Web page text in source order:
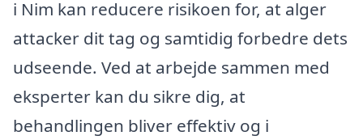
i Nim kan reducere risikoen for, at alger
attacker dit tag og samtidig forbedre dets
udseende. Ved at arbejde sammen med
eksperter kan du sikre dig, at
behandlingen bliver effektiv og i